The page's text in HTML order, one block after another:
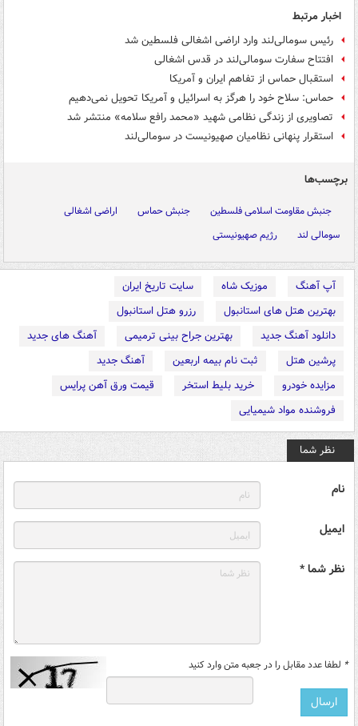
اخبار مرتبط
رئیس سومالی‌لند وارد اراضی اشغالی فلسطین شد
افتتاح سفارت سومالی‌لند در قدس اشغالی
استقبال حماس از تفاهم ایران و آمریکا
حماس: سلاح خود را هرگز به اسرائیل و آمریکا تحویل نمی‌دهیم
تصاویری از زندگی نظامی شهید «محمد رافع سلامه» منتشر شد
استقرار پنهانی نظامیان صهیونیست در سومالی‌لند
برچسب‌ها
جنبش مقاومت اسلامی فلسطین جنبش حماس
اراضی اشغالی
سومالی لند
رژیم صهیونیستی
آپ آهنگ موزیک شاه
سایت تاریخ ایران
بهترین هتل های استانبول
رزرو هتل استانبول
دانلود آهنگ جدید
بهترین جراح بینی ترمیمی
آهنگ های جدید
پرشین هتل
ثبت نام بیمه اربعین
آهنگ جدید
مزایده خودرو
خرید بلیط استخر
قیمت ورق آهن پرایس
فروشنده مواد شیمیایی
نظر شما
نام
ایمیل
نظر شما *
* لطفا عدد مقابل را در جعبه متن وارد کنید